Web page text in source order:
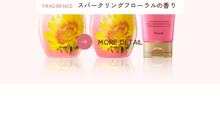
FRAGRANCE スパークリングフローラルの香り
MORE DETAIL